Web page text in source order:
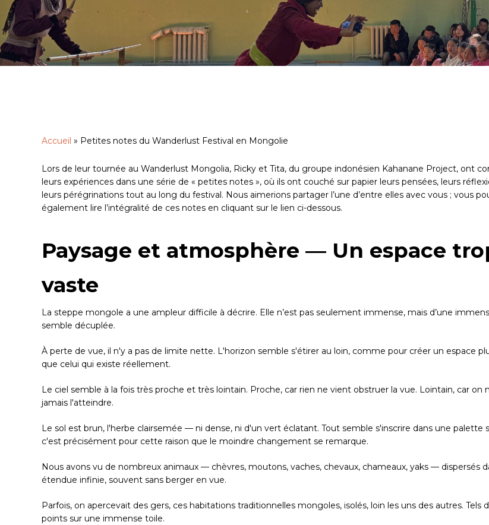
Accueil » Petites notes du Wanderlust Festival en Mongolie
Lors de leur tournée au Wanderlust Mongolia, Ricky et Tita, du groupe indonésien Kahanane Project, ont
leurs expériences dans une série de « petites notes », où ils ont couché sur papier leurs pensées, leurs
leurs pérégrinations tout au long du festival. Nous aimerions partager l’une d’entre elles avec vous ; vous
également lire l’intégralité de ces notes en cliquant sur le lien ci-dessous.
Paysage et atmosphère — Un espace
vaste
La steppe mongole a une ampleur difficile à décrire. Elle n’est pas seulement immense, mais d’une
semble décuplée.
À perte de vue, il n'y a pas de limite nette. L'horizon semble s'étirer au loin, comme pour créer un espace
que celui qui existe réellement.
Le ciel semble à la fois très proche et très lointain. Proche, car rien ne vient obstruer la vue. Lointain, car on
jamais l'atteindre.
Le sol est brun, l'herbe clairsemée — ni dense, ni d'un vert éclatant. Tout semble s'inscrire dans une palette
c'est précisément pour cette raison que le moindre changement se remarque.
Nous avons vu de nombreux animaux — chèvres, moutons, vaches, chevaux, chameaux, yaks — dispersés
étendue infinie, souvent sans berger en vue.
Parfois, on apercevait des gers, ces habitations traditionnelles mongoles, isolés, loin les uns des autres. Tels
points sur une immense toile.